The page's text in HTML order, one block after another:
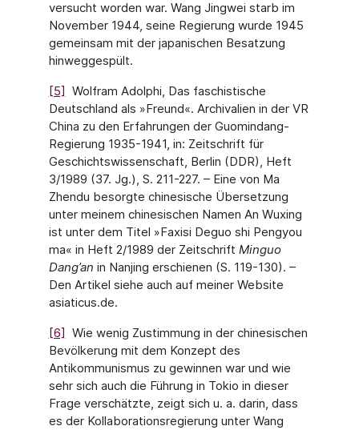
versucht worden war. Wang Jingwei starb im
November 1944, seine Regierung wurde 1945
gemeinsam mit der japanischen Besatzung
hinweggespült.
[5] Wolfram Adolphi, Das faschistische
Deutschland als »Freund«. Archivalien in der VR
China zu den Erfahrungen der Guomindang-
Regierung 1935-1941, in: Zeitschrift für
Geschichtswissenschaft, Berlin (DDR), Heft
3/1989 (37. Jg.), S. 211-227. – Eine von Ma
Zhendu besorgte chinesische Übersetzung
unter meinem chinesischen Namen An Wuxing
ist unter dem Titel »Faxisi Deguo shi Pengyou
ma« in Heft 2/1989 der Zeitschrift Minguo
Dang’an in Nanjing erschienen (S. 119-130). –
Den Artikel siehe auch auf meiner Website
asiaticus.de.
[6] Wie wenig Zustimmung in der chinesischen
Bevölkerung mit dem Konzept des
Antikommunismus zu gewinnen war und wie
sehr sich auch die Führung in Tokio in dieser
Frage verschätzte, zeigt sich u. a. darin, dass
es der Kollaborationsregierung unter Wang